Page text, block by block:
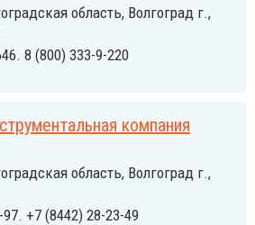
область, Волгоград г.,
8 (800) 333-9-220
компания
область, Волгоград г.,
+7 (8442) 28-23-49